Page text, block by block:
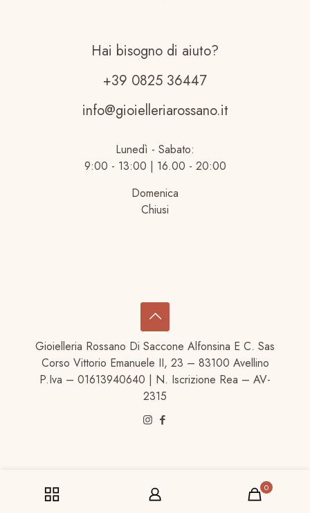
Hai bisogno di aiuto?
+39 0825 36447
info@gioielleriarossano.it
Lunedì - Sabato:
9:00 - 13:00 | 16.00 - 20:00
Domenica
Chiusi
Gioielleria Rossano Di Saccone Alfonsina E C. Sas
Corso Vittorio Emanuele II, 23 – 83100 Avellino
P.Iva – 01613940640 | N. Iscrizione Rea – AV-
2315
0